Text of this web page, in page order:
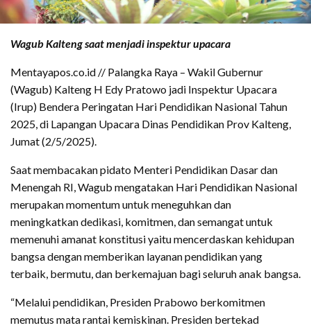
Wagub Kalteng saat menjadi inspektur upacara
Mentayapos.co.id // Palangka Raya – Wakil Gubernur
(Wagub) Kalteng H Edy Pratowo jadi Inspektur Upacara
(Irup) Bendera Peringatan Hari Pendidikan Nasional Tahun
2025, di Lapangan Upacara Dinas Pendidikan Prov Kalteng,
Jumat (2/5/2025).
Saat membacakan pidato Menteri Pendidikan Dasar dan
Menengah RI, Wagub mengatakan Hari Pendidikan Nasional
merupakan momentum untuk meneguhkan dan
meningkatkan dedikasi, komitmen, dan semangat untuk
memenuhi amanat konstitusi yaitu mencerdaskan kehidupan
bangsa dengan memberikan layanan pendidikan yang
terbaik, bermutu, dan berkemajuan bagi seluruh anak bangsa.
“Melalui pendidikan, Presiden Prabowo berkomitmen
memutus mata rantai kemiskinan. Presiden bertekad